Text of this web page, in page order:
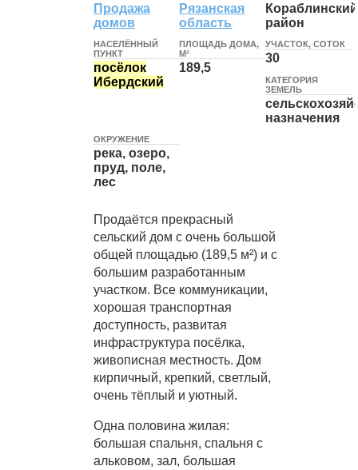
Продажа
домов
Рязанская
область
Кораблинский
район
НАСЕЛЁННЫЙ
ПУНКТ
посёлок
Ибердский
ПЛОЩАДЬ ДОМА,
М²
189,5
УЧАСТОК, СОТОК
30
КАТЕГОРИЯ
ЗЕМЕЛЬ
назначения
ОКРУЖЕНИЕ
река, озеро,
пруд, поле,
лес
Продаётся прекрасный
сельский дом с очень большой
общей площадью (189,5 м²) и с
большим разработанным
участком. Все коммуникации,
хорошая транспортная
доступность, развитая
инфраструктура посёлка,
живописная местность. Дом
кирпичный, крепкий, светлый,
очень тёплый и уютный.
Одна половина жилая:
большая спальня, спальня с
альковом, зал, большая